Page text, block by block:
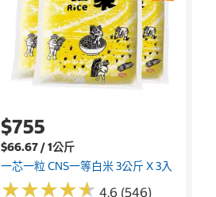
$755
$66.67 / 1公斤
一芯一粒 CNS一等白米 3公斤 X 3入
★★★★★
★★★★★ 4.6 (546)